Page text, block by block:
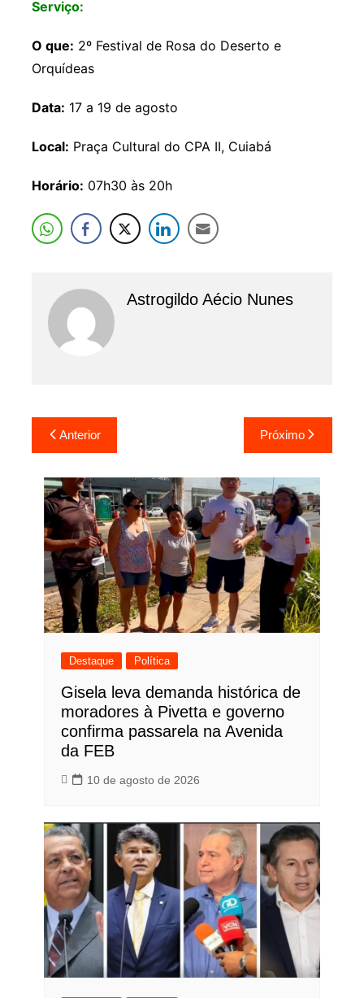
Serviço:
O que: 2º Festival de Rosa do Deserto e
Orquídeas
Data: 17 a 19 de agosto
Local: Praça Cultural do CPA II, Cuiabá
Horário: 07h30 às 20h
Astrogildo Aécio Nunes
Navegação
de
Post
Anterior Próximo
Destaque Política
Gisela leva demanda histórica de
moradores à Pivetta e governo
confirma passarela na Avenida
da FEB
10 de agosto de 2026